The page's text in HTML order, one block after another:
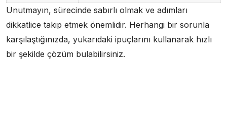
Unutmayın, sürecinde sabırlı olmak ve adımları
dikkatlice takip etmek önemlidir. Herhangi bir sorunla
karşılaştığınızda, yukarıdaki ipuçlarını kullanarak hızlı
bir şekilde çözüm bulabilirsiniz.